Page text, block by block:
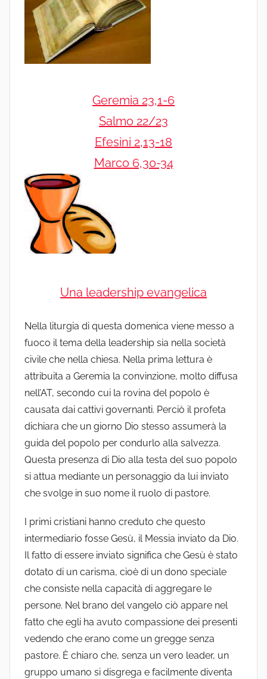
Geremia 23,1-6
Salmo 22/23
Efesini 2,13-18
Marco 6,30-34
Una leadership evangelica
Nella liturgia di questa domenica viene messo a
fuoco il tema della leadership sia nella società
civile che nella chiesa. Nella prima lettura è
attribuita a Geremia la convinzione, molto diffusa
nell’AT, secondo cui la rovina del popolo è
causata dai cattivi governanti. Perciò il profeta
dichiara che un giorno Dio stesso assumerà la
guida del popolo per condurlo alla salvezza.
Questa presenza di Dio alla testa del suo popolo
si attua mediante un personaggio da lui inviato
che svolge in suo nome il ruolo di pastore.
I primi cristiani hanno creduto che questo
intermediario fosse Gesù, il Messia inviato da Dio.
Il fatto di essere inviato significa che Gesù è stato
dotato di un carisma, cioè di un dono speciale
che consiste nella capacità di aggregare le
persone. Nel brano del vangelo ciò appare nel
fatto che egli ha avuto compassione dei presenti
vedendo che erano come un gregge senza
pastore. È chiaro che, senza un vero leader, un
gruppo umano si disgrega e facilmente diventa